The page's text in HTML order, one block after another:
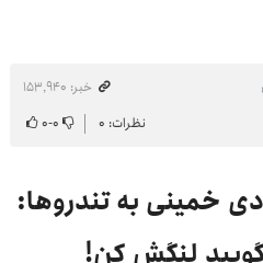
خبر: ۱۵۳٬۹۴۰
نظرات: ۰ ۰-۰
خمینی به تندروها:
لنگش کن!